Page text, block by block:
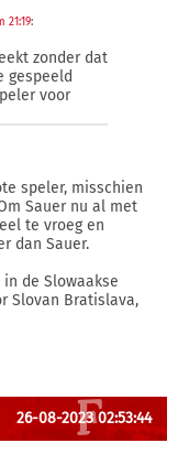
21:19:
zonder dat
gespeeld
voor
speler, misschien
Sauer nu al met
te vroeg en
dan Sauer.
de Slowaakse
Slovan Bratislava,
26-08-2023 02:53:44